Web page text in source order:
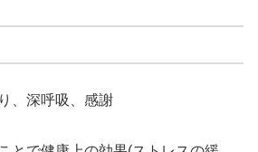
、深呼吸、感謝